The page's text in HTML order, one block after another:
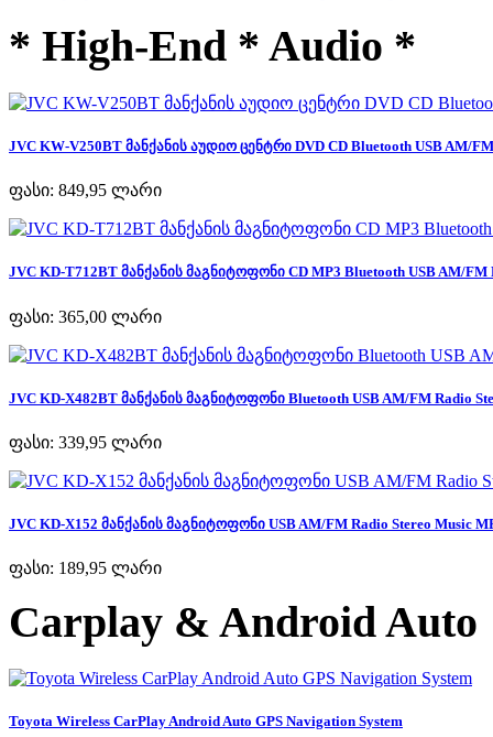
* High-End * Audio *
JVC KW-V250BT მანქანის აუდიო ცენტრი DVD CD Bluetooth USB AM/
ფასი: 849,95 ლარი
JVC KD-T712BT მანქანის მაგნიტოფონი CD MP3 Bluetooth USB AM/FM
ფასი: 365,00 ლარი
JVC KD-X482BT მანქანის მაგნიტოფონი Bluetooth USB AM/FM Radio
ფასი: 339,95 ლარი
JVC KD-X152 მანქანის მაგნიტოფონი USB AM/FM Radio Stereo Music
ფასი: 189,95 ლარი
Carplay & Android Auto
Toyota Wireless CarPlay Android Auto GPS Navigation System